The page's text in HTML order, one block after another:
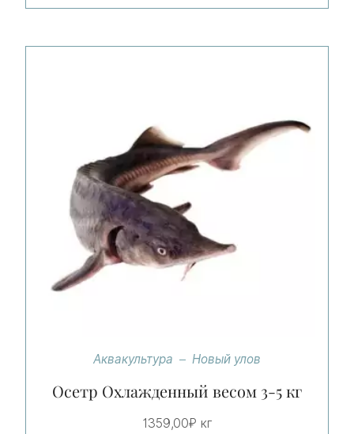
Аквакультура Новый улов
Осетр Охлажденный весом 3-5 кг
1359,00₽ кг